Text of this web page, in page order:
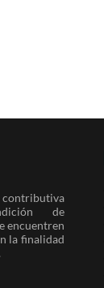
contributiva
de
encuentren
la finalidad